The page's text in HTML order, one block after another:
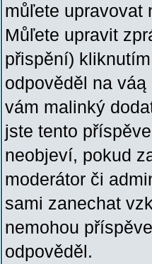
můľete upravovat
Můľete upravit
přispění)
odpověděl na
vám malinký
jste tento
neobjeví, pokud
moderátor či
sami zanechat
nemohou
odpověděl.